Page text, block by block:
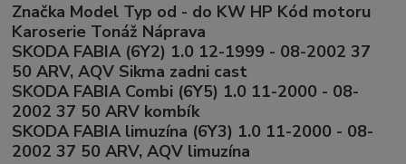
Značka Model Typ od - do KW HP Kód motoru
Karoserie Tonáž Náprava
SKODA FABIA (6Y2) 1.0 12-1999 - 08-2002 37
50 ARV, AQV Sikma zadni cast
SKODA FABIA Combi (6Y5) 1.0 11-2000 - 08-
2002 37 50 ARV kombík
SKODA FABIA limuzína (6Y3) 1.0 11-2000 - 08-
2002 37 50 ARV, AQV limuzína